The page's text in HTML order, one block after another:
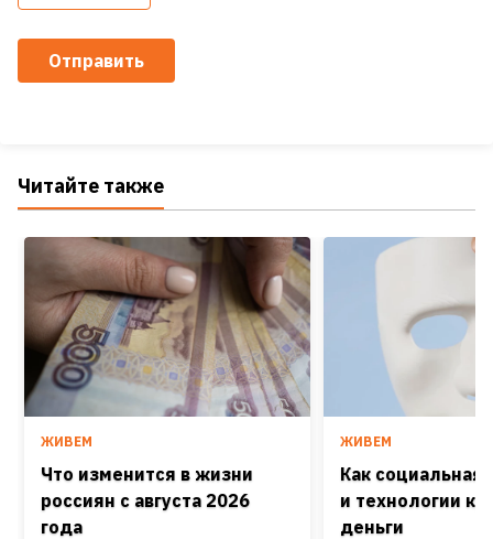
Отправить
Читайте также
ЖИВЕМ
Что изменится в жизни
россиян с августа 2026
года
ЖИВЕМ
Как
и технологии
деньги